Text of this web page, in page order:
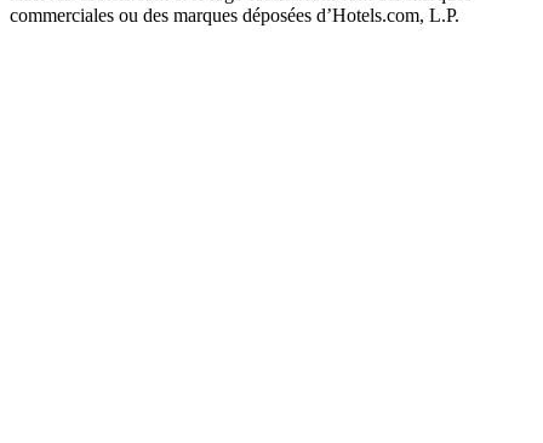
commerciales ou des marques déposées d’Hotels.com, L.P.